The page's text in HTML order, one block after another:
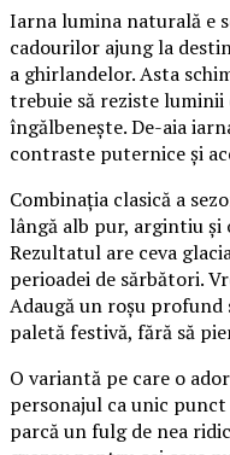
Iarna lumina naturală e
cadourilor ajung la
a ghirlandelor. Asta
trebuie să reziste
îngălbenește. De-aia
contraste puternice și
Combinația clasică a
lângă alb pur, argintiu
Rezultatul are ceva
perioadei de sărbători.
Adaugă un roșu profund
paletă festivă, fără să
O variantă pe care o
personajul ca unic
parcă un fulg de nea